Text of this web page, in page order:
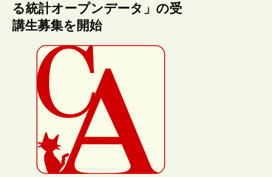
る統計オープンデータ」の受
講生募集を開始